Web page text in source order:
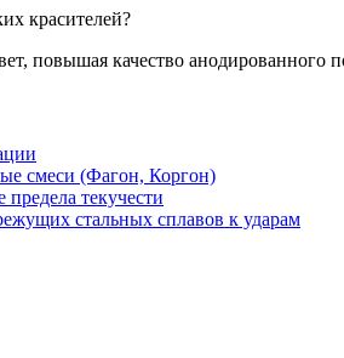
красителей?
повышая качество анодированного
смеси (Фагон, Коргон)
текучести
стальных сплавов к ударам